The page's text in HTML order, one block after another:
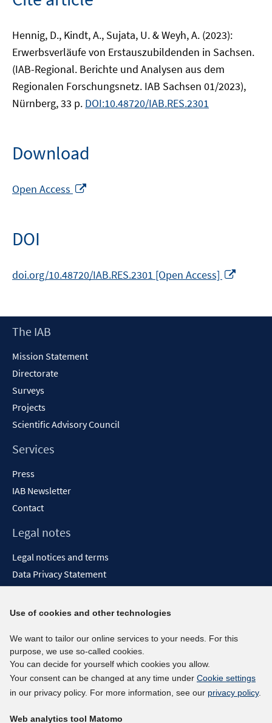
Hennig, D., Kindt, A., Sujata, U. & Weyh, A. (2023):
Erwerbsverläufe von Erstauszubildenden in Sachsen.
(IAB-Regional. Berichte und Analysen aus dem
Regionalen Forschungsnetz. IAB Sachsen 01/2023),
Nürnberg, 33 p. DOI:10.48720/IAB.RES.2301
Download
Open Access
DOI
doi.org/10.48720/IAB.RES.2301 [Open Access]
new
Footer
The IAB
Mission Statement
Directorate
Surveys
Projects
Scientific Advisory Council
Services
Press
IAB Newsletter
Contact
Legal notes
Legal notices and terms
Data Privacy Statement
Report Accessibility
Social media channels
BlueSky
YouTube
LinkedIn
Use of cookies and other technologies
We want to tailor our online services to your needs. For this
purpose, we use so-called cookies.
You can decide for yourself which cookies you allow.
Your consent can be changed at any time under Cookie settings
in our privacy policy. For more information, see our privacy policy.
Web analytics tool Matomo